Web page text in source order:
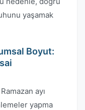
yaşamak
Boyut:
ayı
yapma